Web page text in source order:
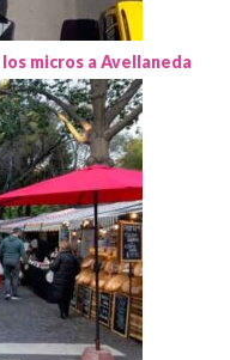
micros a Avellaneda